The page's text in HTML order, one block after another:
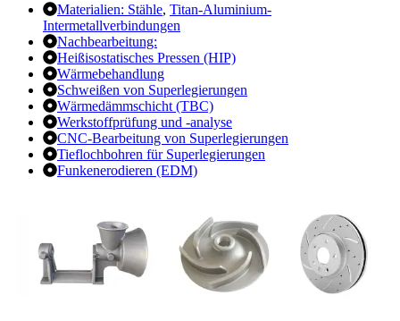
Materialien: Stähle, Titan-Aluminium-
Intermetallverbindungen
Nachbearbeitung:
Heißisostatisches Pressen (HIP)
Wärmebehandlung
Schweißen von Superlegierungen
Wärmedämmschicht (TBC)
Werkstoffprüfung und -analyse
CNC-Bearbeitung von Superlegierungen
Tieflochbohren für Superlegierungen
Funkenerodieren (EDM)